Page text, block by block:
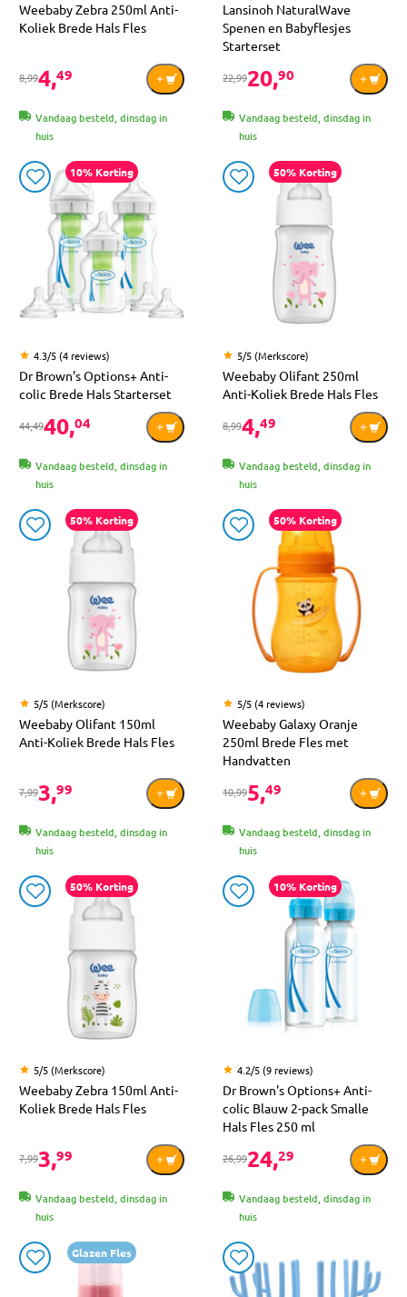
Weebaby Zebra 250ml Anti-
Koliek Brede Hals Fles
8,994,49
Vandaag besteld, dinsdag in
huis
Lansinoh NaturalWave
Spenen en Babyflesjes
Starterset
22,9920,90
Vandaag besteld, dinsdag in
huis
10% Korting
4.3/5 (4 reviews)
Dr Brown's Options+ Anti-
colic Brede Hals Starterset
44,4940,04
Vandaag besteld, dinsdag in
huis
50% Korting
5/5 (Merkscore)
Weebaby Olifant 250ml
Anti-Koliek Brede Hals Fles
8,994,49
Vandaag besteld, dinsdag in
huis
50% Korting
5/5 (Merkscore)
Weebaby Olifant 150ml
Anti-Koliek Brede Hals Fles
7,993,99
Vandaag besteld, dinsdag in
huis
50% Korting
5/5 (4 reviews)
Weebaby Galaxy Oranje
250ml Brede Fles met
Handvatten
10,995,49
Vandaag besteld, dinsdag in
huis
50% Korting
5/5 (Merkscore)
Weebaby Zebra 150ml Anti-
Koliek Brede Hals Fles
7,993,99
Vandaag besteld, dinsdag in
huis
10% Korting
4.2/5 (9 reviews)
Dr Brown's Options+ Anti-
colic Blauw 2-pack Smalle
Hals Fles 250 ml
26,9924,29
Vandaag besteld, dinsdag in
huis
Glazen Fles